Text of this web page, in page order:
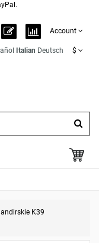
Account
Italian Deutsch $
K39